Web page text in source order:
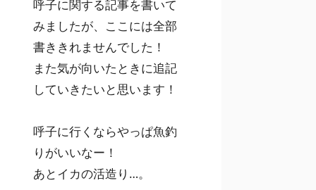
呼子に関する記事を書いて
みましたが、ここには全部
書ききれませんでした！
また気が向いたときに追記
していきたいと思います！
呼子に行くならやっぱ魚釣
りがいいなー！
あとイカの活造り…。